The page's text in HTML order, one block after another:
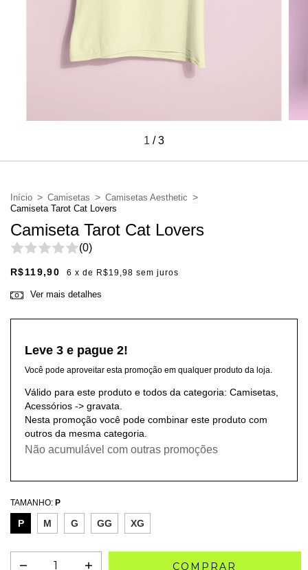
1 /3
Início > Camisetas > Camisetas Aesthetic >
Camiseta Tarot Cat Lovers
Camiseta Tarot Cat Lovers
(0)
R$119,90 6 x de R$19,98 sem juros
Ver mais detalhes
Leve 3 e pague 2!
Você pode aproveitar esta promoção em qualquer produto da loja.
Válido para este produto e todos da categoria: Camisetas,
Acessórios -> gravata.
Nesta promoção você pode combinar este produto com
outros da mesma categoria.
Não acumulável com outras promoções
TAMANHO: P
P M G GG XG